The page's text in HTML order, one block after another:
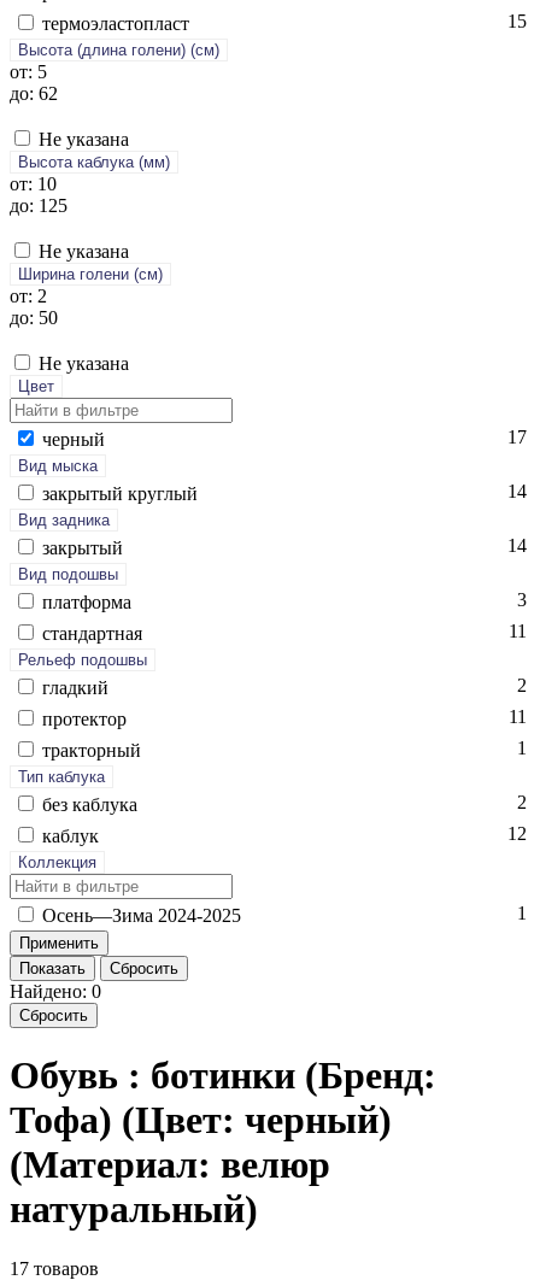
тер­мо­элас­топласт
15
Высота (длина голени) (cм)
от: 5
до: 62
Не указана
Высота каблука (мм)
от: 10
до: 125
Не указана
Ширина голени (см)
от: 2
до: 50
Не указана
Цвет
чер­ный 17
Вид мыска
зак­ры­тый круг­лый 14
Вид задника
зак­ры­тый 14
Вид подошвы
плат­форма
3
стан­дарт­ная
11
Рельеф подошвы
глад­кий
2
про­тек­тор
11
трак­торный
1
Тип каблука
без каб­лу­ка
2
каб­лук
12
Коллекция
Осень—Зи­ма 2024-2025 1
Показать Сбросить
Найдено: 0
Сбросить
Обувь : ботинки (Бренд:
Тофа) (Цвет: черный)
(Материал: велюр
натуральный)
17 товаров